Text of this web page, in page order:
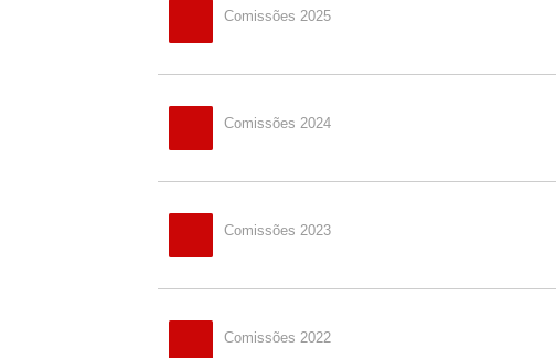
Comissões 2025
Comissões 2024
Comissões 2023
Comissões 2022